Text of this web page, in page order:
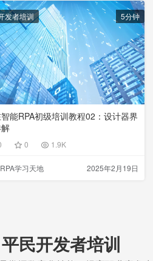
发者培训 5分钟
能RPA初级培训教程02：设计器界
0 1.9K
RPA学习天地 2025年2月19日
平民开发者培训